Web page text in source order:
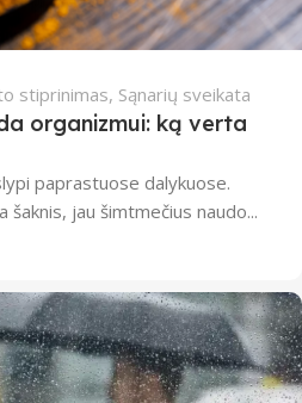
stiprinimas, Sąnarių sveikata
organizmui: ką verta
paprastuose dalykuose.
šaknis, jau šimtmečius naudo...